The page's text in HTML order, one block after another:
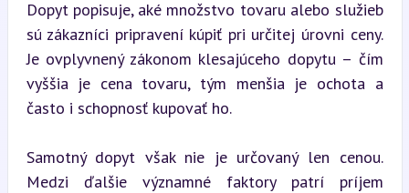
Dopyt popisuje, aké množstvo tovaru alebo služieb
sú zákazníci pripravení kúpiť pri určitej úrovni ceny.
Je ovplyvnený zákonom klesajúceho dopytu – čím
vyššia je cena tovaru, tým menšia je ochota a
často i schopnosť kupovať ho.
Samotný dopyt však nie je určovaný len cenou.
Medzi ďalšie významné faktory patrí príjem